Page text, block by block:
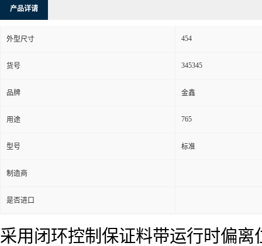
产品详请
外型尺寸 454
货号 345345
品牌 金鑫
用途 765
型号 标准
制造商
是否进口
采用闭环控制保证料带运行时偏离